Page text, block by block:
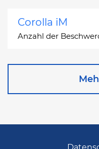
Corolla iM
Anzahl der
Corona Station